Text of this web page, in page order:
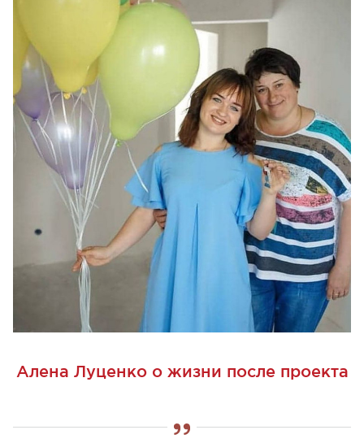
Алена Луценко о жизни после проекта